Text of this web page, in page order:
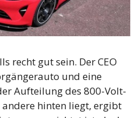
recht gut sein. Der CEO
und eine
Aufteilung des 800-Volt-
hinten liegt, ergibt